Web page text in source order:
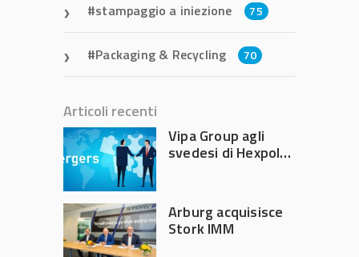
stampaggio a iniezione 75
Packaging & Recycling 70
Articoli recenti
Vipa Group agli
svedesi di Hexpol
Arburg acquisisce
Stork IMM